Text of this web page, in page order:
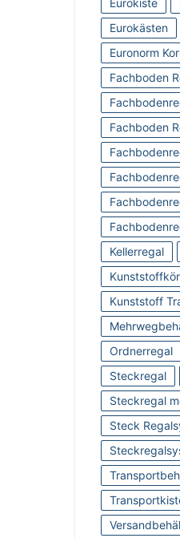
Eurokiste
Eurokästen
Euronorm
Fachboden
Fachboden
Kellerregal
Kunststoff
Ordnerregal
Steckregal
Steckregal
Steck